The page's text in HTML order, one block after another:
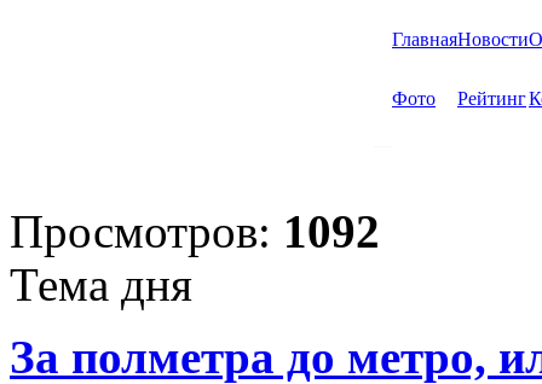
ГлавнаяНовости
Фото Рейтинг
Просмотров: 1092
Тема дня
За полметра до метро,